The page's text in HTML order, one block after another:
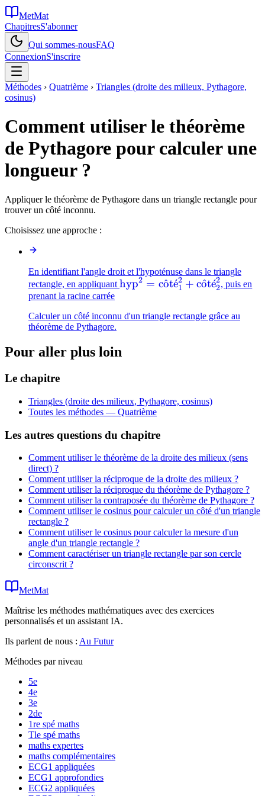
MetMat
ChapitresS'abonner
Qui sommes-nousFAQ
ConnexionS'inscrire
Méthodes › Quatrième › Triangles (droite des milieux, Pythagore,
cosinus)
Comment utiliser le théorème
de Pythagore pour calculer une
longueur ?
Appliquer le théorème de Pythagore dans un triangle rectangle pour
trouver un côté inconnu.
Choisissez une approche :
En identifiant l'angle droit et l'hypoténuse dans le triangle
rectangle, en appliquant \mathrm{hyp}^2 =
+
hyp2 = co
^te
ˊ1
2 + co
^te
ˊ2
2, puis en
prenant la racine carrée
Calculer un côté inconnu d'un triangle rectangle grâce au
théorème de Pythagore.
Pour aller plus loin
Le chapitre
Triangles (droite des milieux, Pythagore, cosinus)
Toutes les méthodes — Quatrième
Les autres questions du chapitre
Comment utiliser le théorème de la droite des milieux (sens
direct) ?
Comment utiliser la réciproque de la droite des milieux ?
Comment utiliser la réciproque du théorème de Pythagore ?
Comment utiliser la contraposée du théorème de Pythagore ?
Comment utiliser le cosinus pour calculer un côté d'un triangle
rectangle ?
Comment utiliser le cosinus pour calculer la mesure d'un
angle d'un triangle rectangle ?
Comment caractériser un triangle rectangle par son cercle
circonscrit ?
MetMat
Maîtrise les méthodes mathématiques avec des exercices
personnalisés et un assistant IA.
Ils parlent de nous : Au Futur
Méthodes par niveau
5e
4e
3e
2de
1re spé maths
Tle spé maths
maths expertes
maths complémentaires
ECG1 appliquées
ECG1 approfondies
ECG2 appliquées